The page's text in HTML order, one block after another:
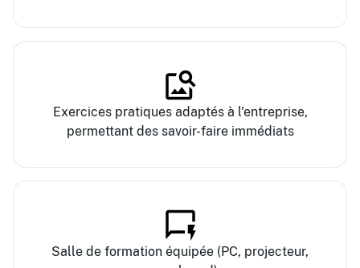
Exercices pratiques adaptés à l'entreprise,
permettant des savoir-faire immédiats
Salle de formation équipée (PC, projecteur,